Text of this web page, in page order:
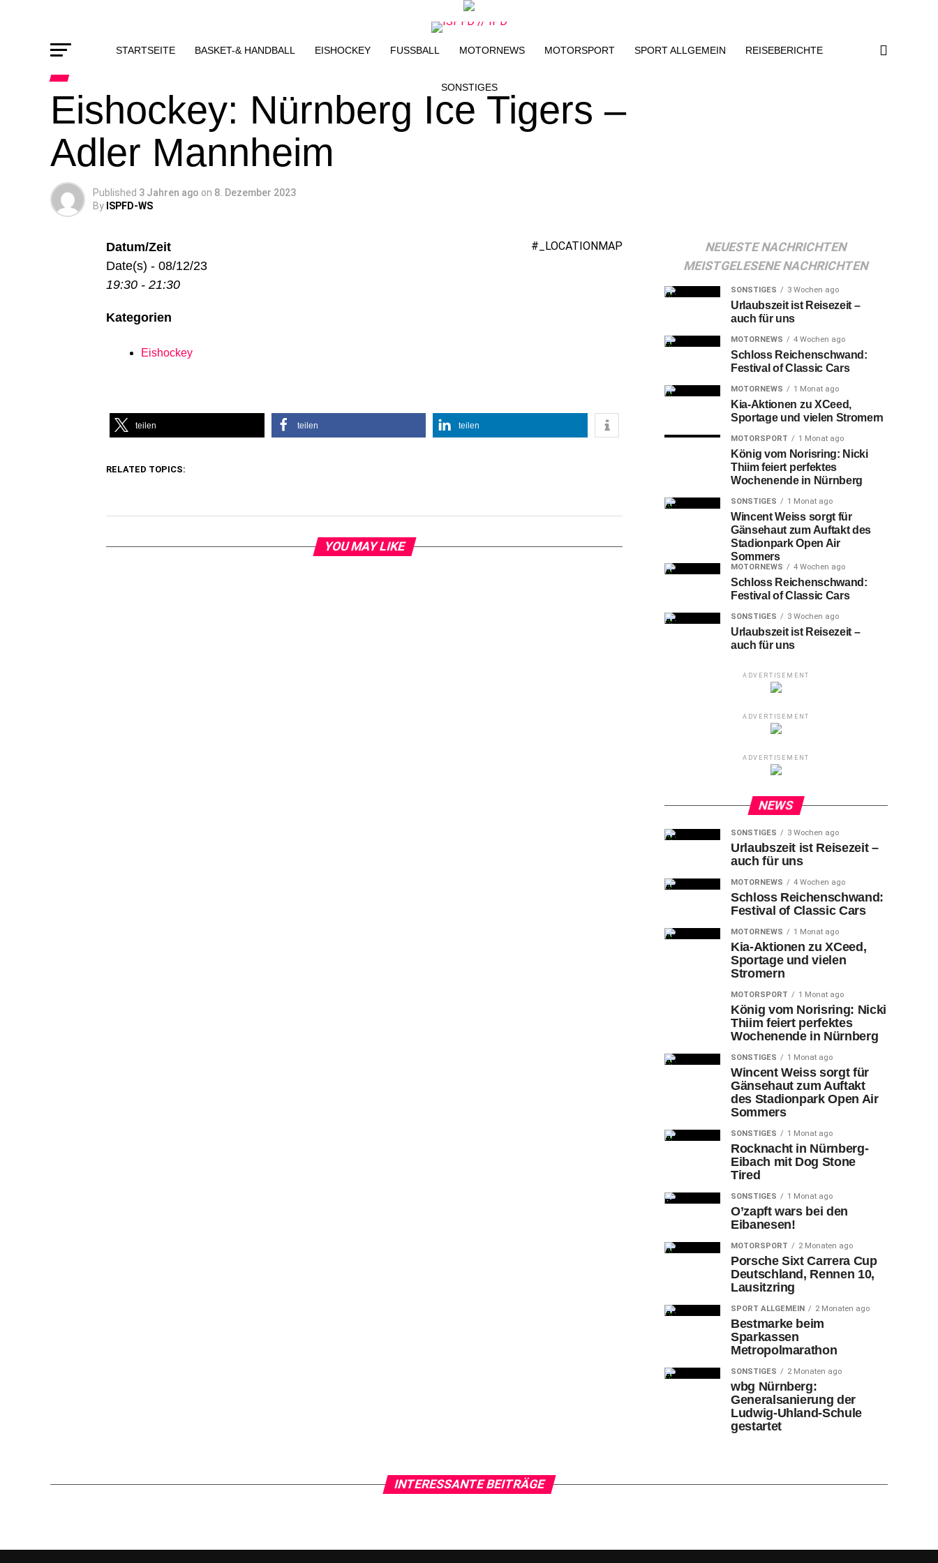
STARTSEITE BASKET-& HANDBALL EISHOCKEY FUSSBALL MOTORNEWS MOTORSPORT SPORT ALLGEMEIN REISEBERICHTE
SONSTIGES
Eishockey: Nürnberg Ice Tigers –
Adler Mannheim
Published 3 Jahren ago on 8. Dezember 2023
By ISPFD-WS
#_LOCATIONMAP
Datum/Zeit
Date(s) - 08/12/23
19:30 - 21:30
Kategorien
Eishockey
teilen teilen teilen
RELATED TOPICS:
YOU MAY LIKE
NEUESTE NACHRICHTEN
MEISTGELESENE NACHRICHTEN
SONSTIGES 3 Wochen ago
Urlaubszeit ist Reisezeit –
auch für uns
MOTORNEWS 4 Wochen ago
Schloss Reichenschwand:
Festival of Classic Cars
MOTORNEWS 1 Monat ago
Kia-Aktionen zu XCeed,
Sportage und vielen Stromern
MOTORSPORT 1 Monat ago
König vom Norisring: Nicki
Thiim feiert perfektes
Wochenende in Nürnberg
SONSTIGES 1 Monat ago
Wincent Weiss sorgt für
Gänsehaut zum Auftakt des
Stadionpark Open Air
Sommers
MOTORNEWS 4 Wochen ago
Schloss Reichenschwand:
Festival of Classic Cars
SONSTIGES 3 Wochen ago
Urlaubszeit ist Reisezeit –
auch für uns
ADVERTISEMENT
ADVERTISEMENT
ADVERTISEMENT
NEWS
SONSTIGES 3 Wochen ago
Urlaubszeit ist Reisezeit –
auch für uns
MOTORNEWS 4 Wochen ago
Schloss Reichenschwand:
Festival of Classic Cars
MOTORNEWS 1 Monat ago
Kia-Aktionen zu XCeed,
Sportage und vielen
Stromern
MOTORSPORT 1 Monat ago
König vom Norisring: Nicki
Thiim feiert perfektes
Wochenende in Nürnberg
SONSTIGES 1 Monat ago
Wincent Weiss sorgt für
Gänsehaut zum Auftakt
des Stadionpark Open Air
Sommers
SONSTIGES 1 Monat ago
Rocknacht in Nürnberg-
Eibach mit Dog Stone
Tired
SONSTIGES 1 Monat ago
O’zapft wars bei den
Eibanesen!
MOTORSPORT 2 Monaten ago
Porsche Sixt Carrera Cup
Deutschland, Rennen 10,
Lausitzring
SPORT ALLGEMEIN 2 Monaten ago
Bestmarke beim
Sparkassen
Metropolmarathon
SONSTIGES 2 Monaten ago
wbg Nürnberg:
Generalsanierung der
Ludwig-Uhland-Schule
gestartet
INTERESSANTE BEITRÄGE